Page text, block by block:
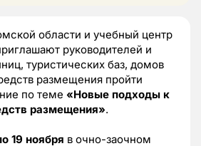
области и учебный центр
руководителей и
туристических баз, домов
размещения пройти
по теме «Новые подходы к
размещения».
19 ноября в очно-заочном